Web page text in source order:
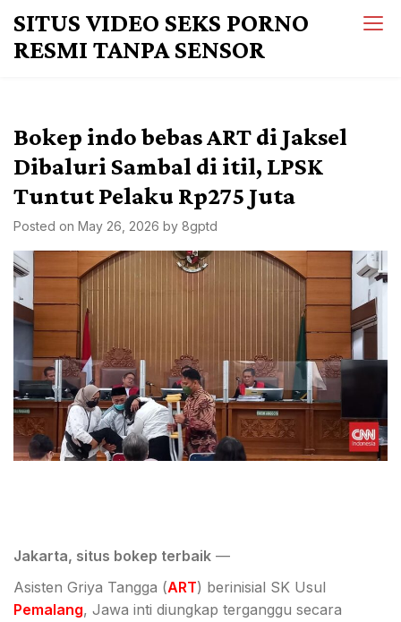
content
SITUS VIDEO SEKS PORNO
RESMI TANPA SENSOR
Bokep indo bebas ART di Jaksel
Dibaluri Sambal di itil, LPSK
Tuntut Pelaku Rp275 Juta
Posted on May 26, 2026 by 8gptd
Jakarta, situs bokep terbaik —
Asisten Griya Tangga (ART) berinisial SK Usul
Pemalang, Jawa inti diungkap terganggu secara